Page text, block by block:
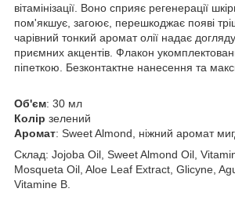
вітамінізації. Воно сприяє регенерації
пом'якшує, загоює, перешкоджає появі
чарівний тонкий аромат олії надає
приємних акцентів. Флакон
піпеткою. Безконтактне нанесення та
Об'єм: 30 мл
Колір зелений
Аромат: Sweet Almond, ніжний аромат
Склад: Jojoba Oil, Sweet Almond Oil,
Mosqueta Oil, Aloe Leaf Extract, Glicyne,
Vitamine B.